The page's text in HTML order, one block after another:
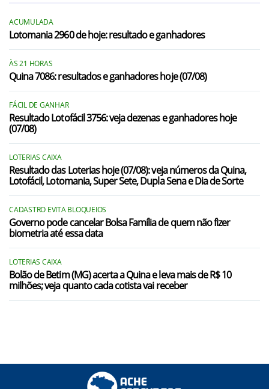
ACUMULADA
Lotomania 2960 de hoje: resultado e ganhadores
ÀS 21 HORAS
Quina 7086: resultados e ganhadores hoje (07/08)
FÁCIL DE GANHAR
Resultado Lotofácil 3756: veja dezenas e ganhadores hoje
(07/08)
LOTERIAS CAIXA
Resultado das Loterias hoje (07/08): veja números da Quina,
Lotofácil, Lotomania, Super Sete, Dupla Sena e Dia de Sorte
CADASTRO EVITA BLOQUEIOS
Governo pode cancelar Bolsa Família de quem não fizer
biometria até essa data
LOTERIAS CAIXA
Bolão de Betim (MG) acerta a Quina e leva mais de R$ 10
milhões; veja quanto cada cotista vai receber